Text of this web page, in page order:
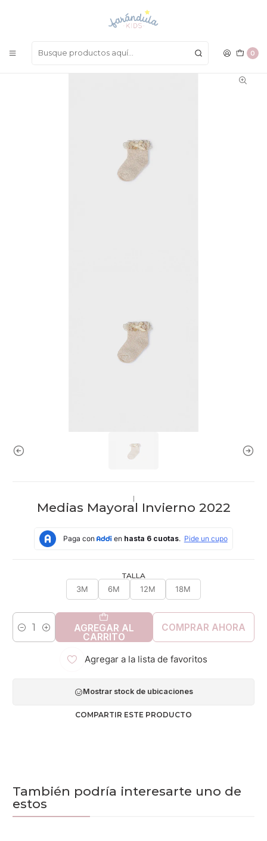
0
LAS MEJORES PRENDAS A UN SOLO CLICK
|
Medias Mayoral Invierno 2022
TALLA
3M
6M 12M 18M
Cantidad AGREGAR AL
CARRITO
COMPRAR AHORA
Agregar a la lista de favoritos
Mostrar stock de ubicaciones
COMPARTIR ESTE PRODUCTO
También podría interesarte uno de
estos